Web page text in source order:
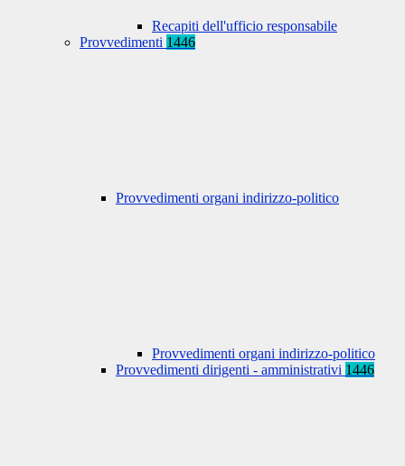
Recapiti dell'ufficio responsabile
Provvedimenti 1446
Provvedimenti organi indirizzo-politico
Provvedimenti organi indirizzo-politico
Provvedimenti dirigenti - amministrativi 1446